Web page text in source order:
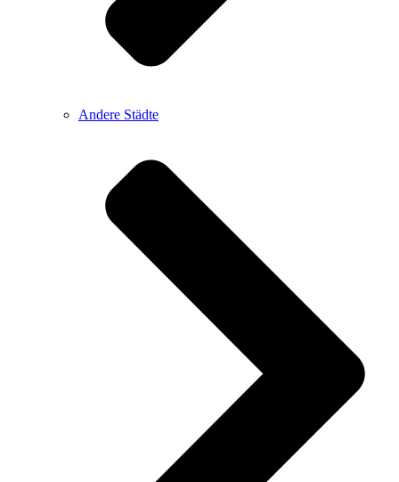
Andere Städte